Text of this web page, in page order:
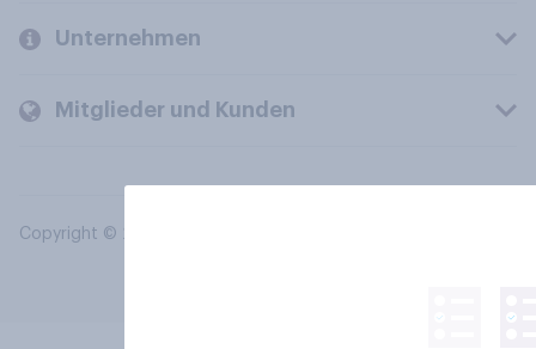
Unternehmen
Mitglieder und Kunden
Copyright © 2026 YouGov PLC. Alle Rechte vorbehalten.